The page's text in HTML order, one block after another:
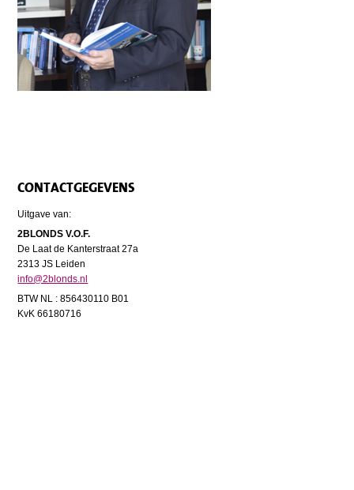
CONTACTGEGEVENS
Uitgave van:
2BLONDS V.O.F.
De Laat de Kanterstraat 27a
2313 JS Leiden
info@2blonds.nl
BTW NL : 856430110 B01
KvK 66180716